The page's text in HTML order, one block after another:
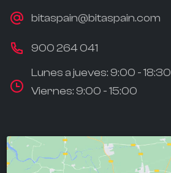
bitaspain@bitaspain.com
900 264 041
Lunes a jueves: 9:00 - 18:30
Viernes: 9:00 - 15:00